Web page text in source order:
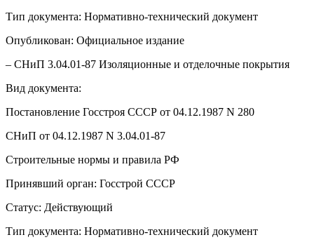
Тип документа: Нормативно-технический документ
Опубликован: Официальное издание
– СНиП 3.04.01-87 Изоляционные и отделочные покрытия
Вид документа:
Постановление Госстроя СССР от 04.12.1987 N 280
СНиП от 04.12.1987 N 3.04.01-87
Строительные нормы и правила РФ
Принявший орган: Госстрой СССР
Статус: Действующий
Тип документа: Нормативно-технический документ